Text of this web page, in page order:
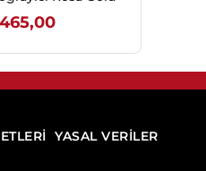
YASAL VERİLER